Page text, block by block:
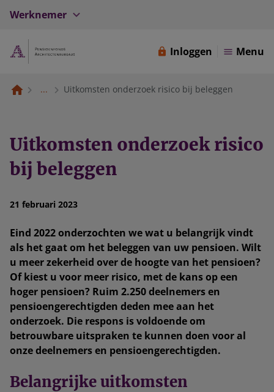
Werknemer
Inloggen Menu
... Uitkomsten onderzoek risico bij beleggen
Uitkomsten onderzoek risico
bij beleggen
21 februari 2023
Eind 2022 onderzochten we wat u belangrijk vindt
als het gaat om het beleggen van uw pensioen. Wilt
u meer zekerheid over de hoogte van het pensioen?
Of kiest u voor meer risico, met de kans op een
hoger pensioen? Ruim 2.250 deelnemers en
pensioengerechtigden deden mee aan het
onderzoek. Die respons is voldoende om
betrouwbare uitspraken te kunnen doen voor al
onze deelnemers en pensioengerechtigden.
Belangrijke uitkomsten